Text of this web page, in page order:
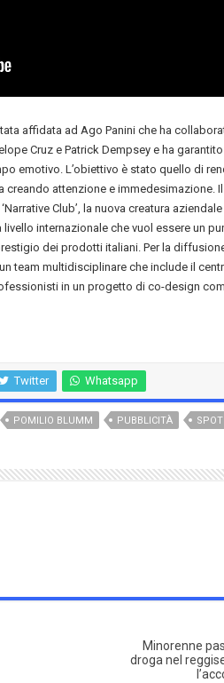
affidata ad Ago Panini che ha
Cruz e Patrick Dempsey e ha
emotivo. L’obiettivo è stato quello di
creando attenzione e immedesimazione.
Club’, la nuova creatura
internazionale che vuol essere un
dei prodotti italiani. Per la
team multidisciplinare che include il
in un progetto di co-design
Twitter Whatsapp
POMILIO BLUMM PUBBLICITÀ SPOT
Minorenne
droga nel